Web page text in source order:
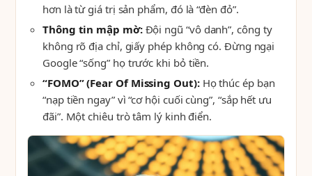
hơn là từ giá trị sản phẩm, đó là “đèn đỏ”.
Thông tin mập mờ:Đội ngũ “vô danh”, công ty
không rõ địa chỉ, giấy phép không có. Đừng ngại
Google “sống” họ trước khi bỏ tiền.
“FOMO” (Fear Of Missing Out):Họ thúc ép bạn
“nạp tiền ngay” vì “cơ hội cuối cùng”, “sắp hết ưu
đãi”. Một chiêu trò tâm lý kinh điển.